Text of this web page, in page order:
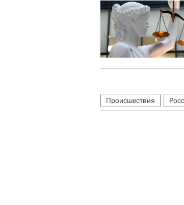
Происшествия